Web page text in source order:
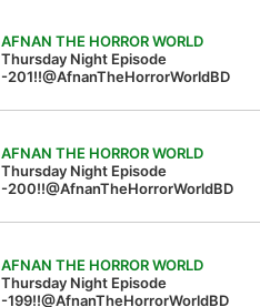
AFNAN THE HORROR WORLD
Thursday Night Episode
-201!!@AfnanTheHorrorWorldBD
AFNAN THE HORROR WORLD
Thursday Night Episode
-200!!@AfnanTheHorrorWorldBD
AFNAN THE HORROR WORLD
Thursday Night Episode
-199!!@AfnanTheHorrorWorldBD